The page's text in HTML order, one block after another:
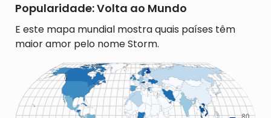
Popularidade: Volta ao Mundo
E este mapa mundial mostra quais países têm
maior amor pelo nome Storm.